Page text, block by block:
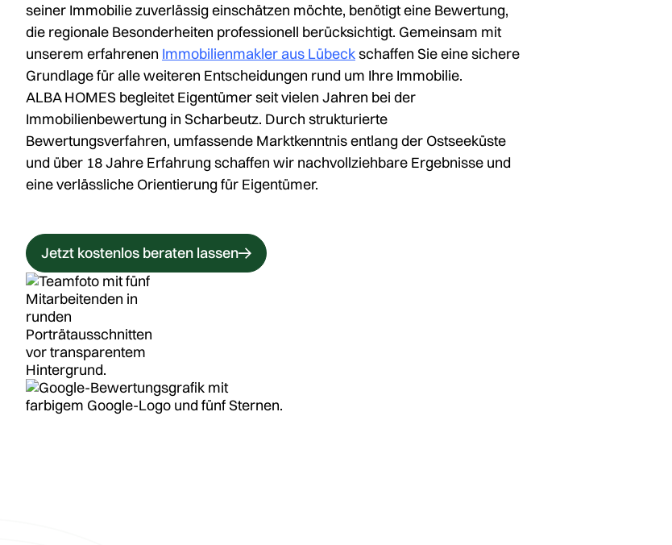
seiner Immobilie zuverlässig einschätzen möchte, benötigt eine Bewertung,
die regionale Besonderheiten professionell berücksichtigt. Gemeinsam mit
unserem erfahrenen Immobilienmakler aus Lübeckschaffen Sie eine sichere
Grundlage für alle weiteren Entscheidungen rund um Ihre Immobilie.
ALBA HOMES begleitet Eigentümer seit vielen Jahren bei der
Immobilienbewertung in Scharbeutz. Durch strukturierte
Bewertungsverfahren, umfassende Marktkenntnis entlang der Ostseeküste
und über 18 Jahre Erfahrung schaffen wir nachvollziehbare Ergebnisse und
eine verlässliche Orientierung für Eigentümer.
Jetzt kostenlos beraten lassen